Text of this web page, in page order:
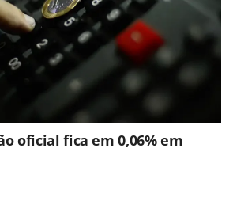
oficial fica em 0,06% em